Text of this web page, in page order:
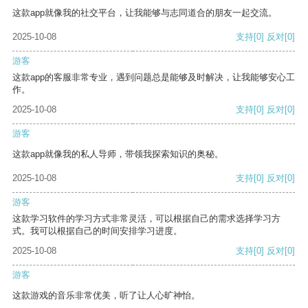
这款app就像我的社交平台，让我能够与志同道合的朋友一起交流。
2025-10-08 支持[0] 反对[0]
游客
这款app的客服非常专业，遇到问题总是能够及时解决，让我能够安心工
作。
2025-10-08
支持[0] 反对[0]
游客
这款app就像我的私人导师，带领我探索知识的奥秘。
2025-10-08 支持[0] 反对[0]
游客
这款学习软件的学习方式非常灵活，可以根据自己的需求选择学习方
式。我可以根据自己的时间安排学习进度。
2025-10-08
支持[0] 反对[0]
游客
这款游戏的音乐非常优美，听了让人心旷神怡。